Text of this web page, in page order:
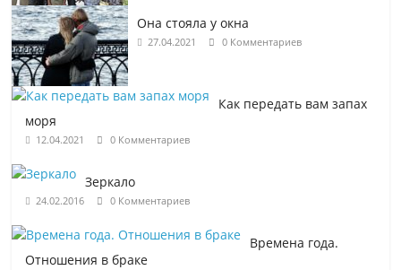
Она стояла у окна
27.04.2021 0 Комментариев
Как передать вам запах
моря
12.04.2021 0 Комментариев
Зеркало
24.02.2016 0 Комментариев
Времена года.
Отношения в браке